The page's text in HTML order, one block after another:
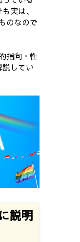
実は、
のなので
指向・性
してい
説明